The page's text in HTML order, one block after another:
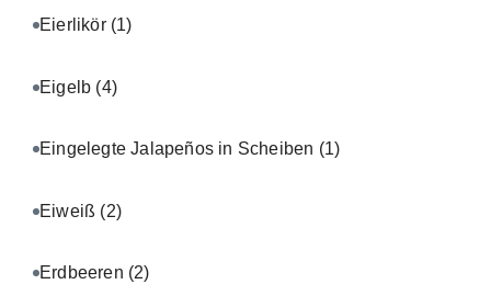
Eierlikör (1)
Eigelb (4)
Eingelegte Jalapeños in Scheiben (1)
Eiweiß (2)
Erdbeeren (2)